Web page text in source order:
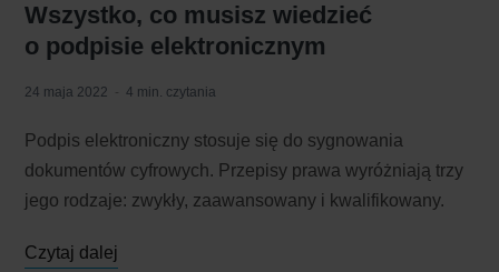
Wszystko, co musisz wiedzieć
o podpisie elektronicznym
24 maja 2022 4 min. czytania
Podpis elektroniczny stosuje się do sygnowania
dokumentów cyfrowych. Przepisy prawa wyróżniają trzy
jego rodzaje: zwykły, zaawansowany i kwalifikowany.
Czytaj dalej